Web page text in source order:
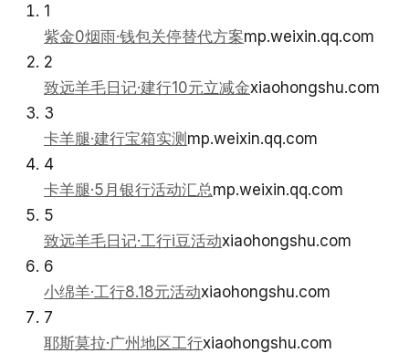
1
紫金0烟雨·钱包关停替代方案mp.weixin.qq.com
2
致远羊毛日记·建行10元立减金xiaohongshu.com
3
卡羊腿·建行宝箱实测 mp.weixin.qq.com
4
卡羊腿·5月银行活动汇总mp.weixin.qq.com
5
致远羊毛日记·工行i豆活动xiaohongshu.com
6
小绵羊·工行8.18元活动xiaohongshu.com
7
耶斯莫拉·广州地区工行xiaohongshu.com